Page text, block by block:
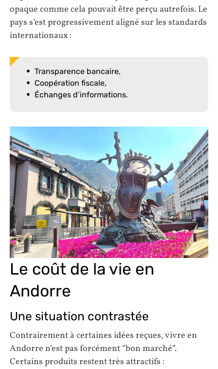
opaque comme cela pouvait être perçu autrefois. Le
pays s’est progressivement aligné sur les standards
internationaux :
Transparence bancaire,
Coopération fiscale,
Échanges d’informations.
Le coût de la vie en
Andorre
Une situation contrastée
Contrairement à certaines idées reçues, vivre en
Andorre n’est pas forcément “bon marché”.
Certains produits restent très attractifs :